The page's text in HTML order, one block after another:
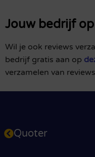
Jouw bedrijf
Wil je ook reviews
bedrijf gratis aan op
verzamelen van
Quoter